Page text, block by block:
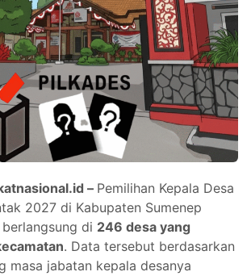
– Pemilihan Kepala Desa
2027 di Kabupaten Sumenep
di 246 desa yang
. Data tersebut berdasarkan
masa jabatan kepala desanya